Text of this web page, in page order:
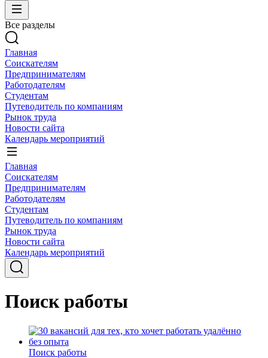
Все разделы
Главная
Соискателям
Предпринимателям
Работодателям
Студентам
Путеводитель по компаниям
Рынок труда
Новости сайта
Календарь мероприятий
Главная
Соискателям
Предпринимателям
Работодателям
Студентам
Путеводитель по компаниям
Рынок труда
Новости сайта
Календарь мероприятий
Поиск работы
Поиск работы